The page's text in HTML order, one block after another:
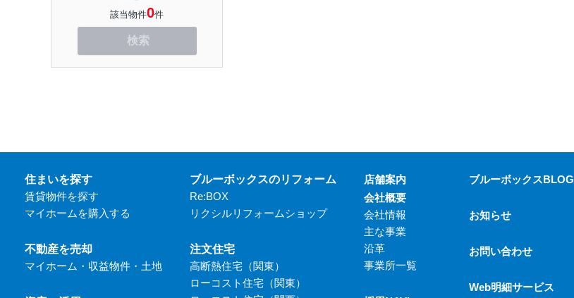
該当物件0件
検索
住まいを探す
賃貸物件を探す
マイホームを購入する
不動産を売却
マイホーム・収益物件・土地
ブルーボックスのリフォーム
Re:BOX
リクシルリフォームショップ
注文住宅
高断熱住宅（関東）
ローコスト住宅（関東）
店舗案内
会社概要
会社情報
主な事業
沿革
事業所一覧
ブルーボックスBLOG
お知らせ
お問い合わせ
Web明細サービス